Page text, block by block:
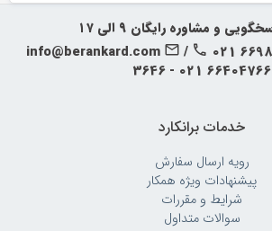
و مشاوره رایگان ۹ الی ۱۷
info@berankard.com
/
021
3646 - 021 66404766
خدمات برانکارد
رویه‌ ارسال سفارش
پیشنهادات ویژه همکار
شرایط و مقررات
سوالات متداول